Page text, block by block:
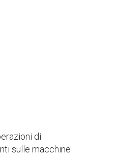
di
sulle macchine